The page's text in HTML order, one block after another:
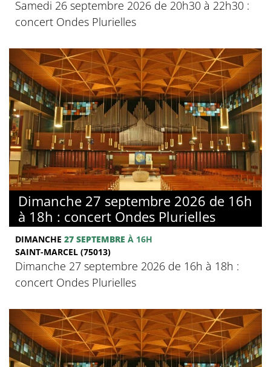
Samedi 26 septembre 2026 de 20h30 à 22h30 :
concert Ondes Plurielles
Dimanche 27 septembre 2026 de 16h
à 18h : concert Ondes Plurielles
DIMANCHE 27 SEPTEMBRE À 16H
SAINT-MARCEL (75013)
Dimanche 27 septembre 2026 de 16h à 18h :
concert Ondes Plurielles